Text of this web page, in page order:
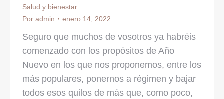
Salud y bienestar
Por admin enero 14, 2022
Seguro que muchos de vosotros ya habréis
comenzado con los propósitos de Año
Nuevo en los que nos proponemos, entre los
más populares, ponernos a régimen y bajar
todos esos quilos de más que, como poco,